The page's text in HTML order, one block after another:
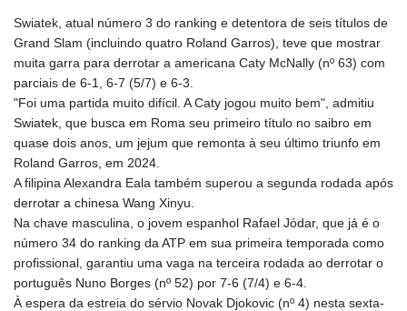
Swiatek, atual número 3 do ranking e detentora de seis títulos de
Grand Slam (incluindo quatro Roland Garros), teve que mostrar
muita garra para derrotar a americana Caty McNally (nº 63) com
parciais de 6-1, 6-7 (5/7) e 6-3.
"Foi uma partida muito difícil. A Caty jogou muito bem", admitiu
Swiatek, que busca em Roma seu primeiro título no saibro em
quase dois anos, um jejum que remonta à seu último triunfo em
Roland Garros, em 2024.
A filipina Alexandra Eala também superou a segunda rodada após
derrotar a chinesa Wang Xinyu.
Na chave masculina, o jovem espanhol Rafael Jódar, que já é o
número 34 do ranking da ATP em sua primeira temporada como
profissional, garantiu uma vaga na terceira rodada ao derrotar o
português Nuno Borges (nº 52) por 7-6 (7/4) e 6-4.
À espera da estreia do sérvio Novak Djokovic (nº 4) nesta sexta-